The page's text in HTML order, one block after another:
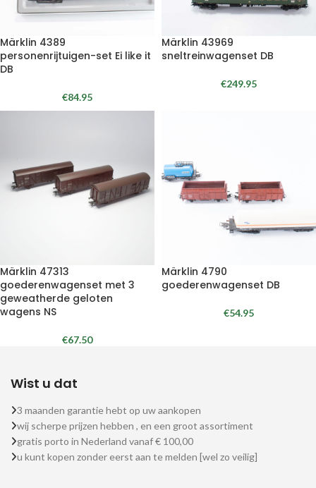
Märklin 4389
personenrijtuigen-set Ei like it
DB
€84.95
Märklin 43969
sneltreinwagenset DB
€249.95
Märklin 47313
goederenwagenset met 3
geweatherde geloten
wagens NS
€67.50
Märklin 4790
goederenwagenset DB
€54.95
Wist u dat
3 maanden garantie hebt op uw aankopen
wij scherpe prijzen hebben , en een groot assortiment
gratis porto in Nederland vanaf € 100,00
u kunt kopen zonder eerst aan te melden [wel zo veilig]